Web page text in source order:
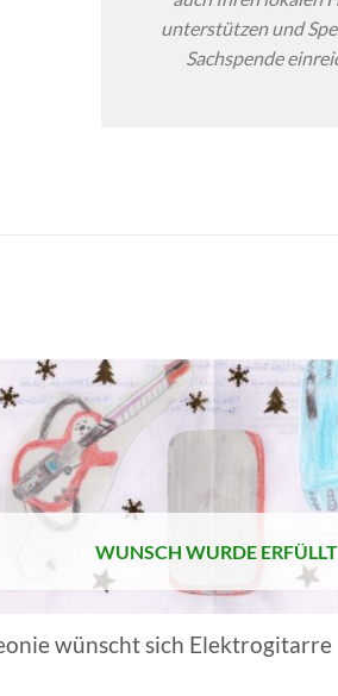
unterstützen und
Sachspende
WUNSCH WURDE ERFÜLLT
wünscht sich Elektrogitarre